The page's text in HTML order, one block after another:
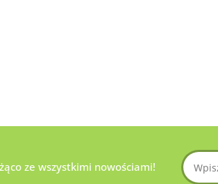
ze wszystkimi nowościami!